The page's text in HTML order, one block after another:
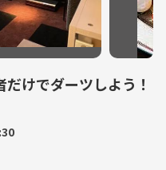
だけでダーツしよう！